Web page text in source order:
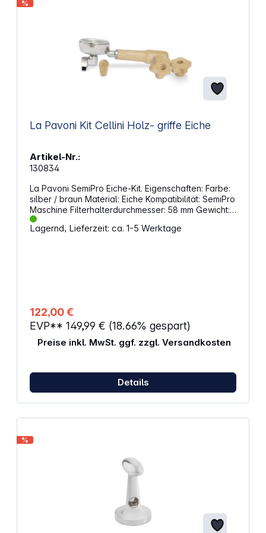
die tägliche Pflege in Küchen, Pausenzonen und
Milchschaumqualität Schlanke Form spart Fläche in
Küchen, Büros und Aufenthaltsräumen Edelstahl-
Deckel mit Verschlussmechanismus schützt die
%
La Pavoni Kit Cellini Holz- griffe Eiche
Artikel-Nr.:
130834
La Pavoni SemiPro Eiche-Kit. Eigenschaften: Farbe:
silber / braun Material: Eiche Kompatibilität: SemiPro
Maschine Filterhalterdurchmesser: 58 mm Gewicht:
230 g
Lagernd, Lieferzeit: ca. 1-5 Werktage
122,00 €
EVP** 149,99 € (18.66% gespart)
Preise inkl. MwSt. ggf. zzgl. Versandkosten
Details
%